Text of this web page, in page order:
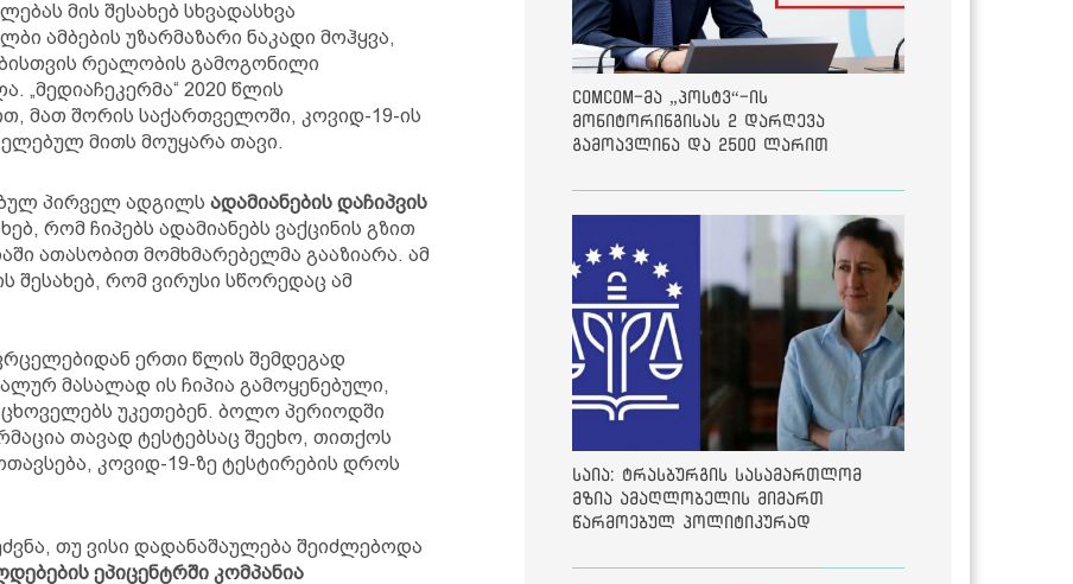
მის შესახებ სხვადასხვა
ამბების უზარმაზარი ნაკადი მოჰყვა,
რეალობის გამოგონილი
„მედიაჩეკერმა“ 2020 წლის
მათ შორის საქართველოში, კოვიდ-19-ის
მითს მოუყარა თავი.
პირველ ადგილს ადამიანების დაჩიპვის
რომ ჩიპებს ადამიანებს ვაქცინის გზით
ათასობით მომხმარებელმა გააზიარა. ამ
შესახებ, რომ ვირუსი სწორედაც ამ
ერთი წლის შემდეგად
მასალად ის ჩიპია გამოყენებული,
უკეთებენ. ბოლო პერიოდში
თავად ტესტებსაც შეეხო, თითქოს
კოვიდ-19-ზე ტესტირების დროს
თუ ვისი დადანაშაულება შეიძლებოდა
ეპიცენტრში კომპანია
ComCom-მა „პოსტვ“-ის
მონიტორინგისას 2 დარღევა
გამოავლინა და 2500 ლარით
საია: ტრასბურგის სასამართლომ
მზია ამაღლობელის მიმართ
წარმოებულ პოლიტიკურად
მეოთხე საჩივარი დაარეგისტრირა